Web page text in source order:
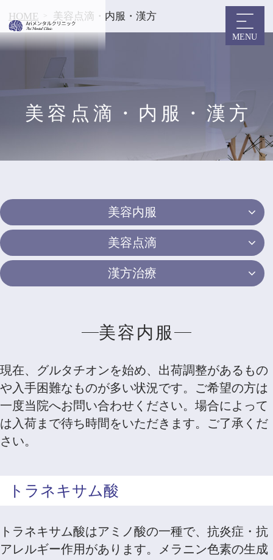
Ariメンタルクリ
ニック
HOME 美容点滴・内服・漢方
美容点滴・内服・漢方
美容内服
美容点滴
漢方治療
美容内服
現在、グルタチオンを始め、出荷調整があるもの
や入手困難なものが多い状況です。ご希望の方は
一度当院へお問い合わせください。場合によって
は入荷まで待ち時間をいただきます。ご了承くだ
さい。
トラネキサム酸
トラネキサム酸はアミノ酸の一種で、抗炎症・抗
アレルギー作用があります。メラニン色素の生成